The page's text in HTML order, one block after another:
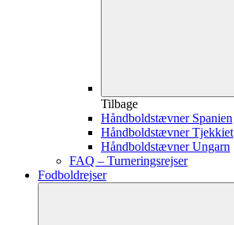
Tilbage
Håndboldstævner Spanien
Håndboldstævner Tjekkiet
Håndboldstævner Ungarn
FAQ – Turneringsrejser
Fodboldrejser